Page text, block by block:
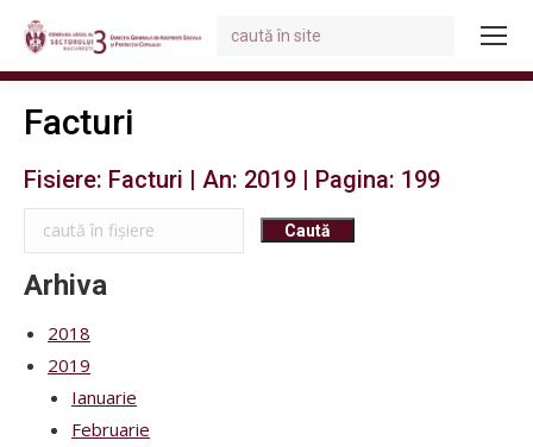
Search:
Facturi
Fisiere: Facturi | An: 2019 | Pagina: 199
Arhiva
2018
2019
Ianuarie
Februarie